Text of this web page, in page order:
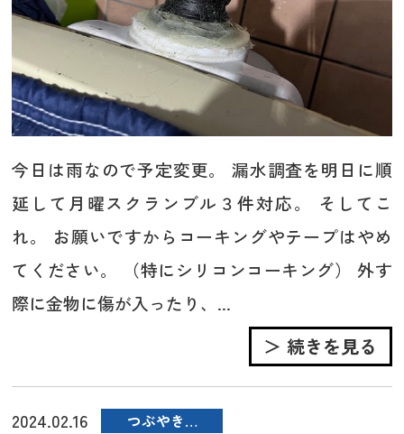
今日は雨なので予定変更。 漏水調査を明日に順
延して月曜スクランブル３件対応。 そしてこ
れ。 お願いですからコーキングやテープはやめ
てください。 （特にシリコンコーキング） 外す
際に金物に傷が入ったり、...
＞ 続きを見る
2024.02.16 つぶやき…